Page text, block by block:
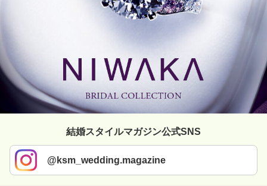
結婚スタイルマガジン公式SNS
@ksm_wedding.magazine